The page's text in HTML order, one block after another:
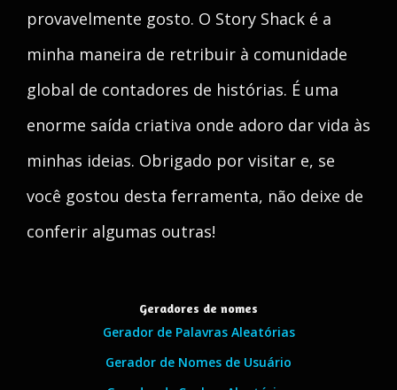
provavelmente gosto. O Story Shack é a
minha maneira de retribuir à comunidade
global de contadores de histórias. É uma
enorme saída criativa onde adoro dar vida às
minhas ideias. Obrigado por visitar e, se
você gostou desta ferramenta, não deixe de
conferir algumas outras!
Geradores de nomes
Gerador de Palavras Aleatórias
Gerador de Nomes de Usuário